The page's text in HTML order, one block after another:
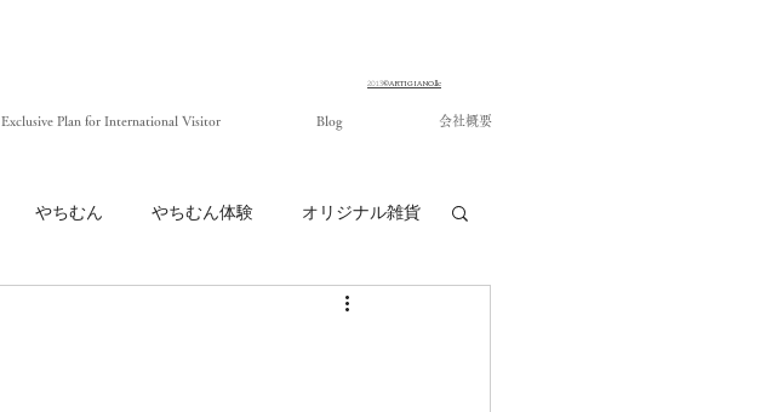
​2013©ARTIGIANO.llc
Exclusive Plan for International Visitor Blog 会社概要
やちむん やちむん体験 オリジナル雑貨